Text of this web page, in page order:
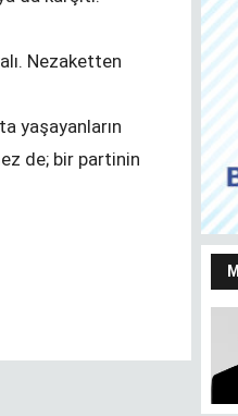
Nezaketten
yaşayanların
de; bir partinin
efsaneleşen